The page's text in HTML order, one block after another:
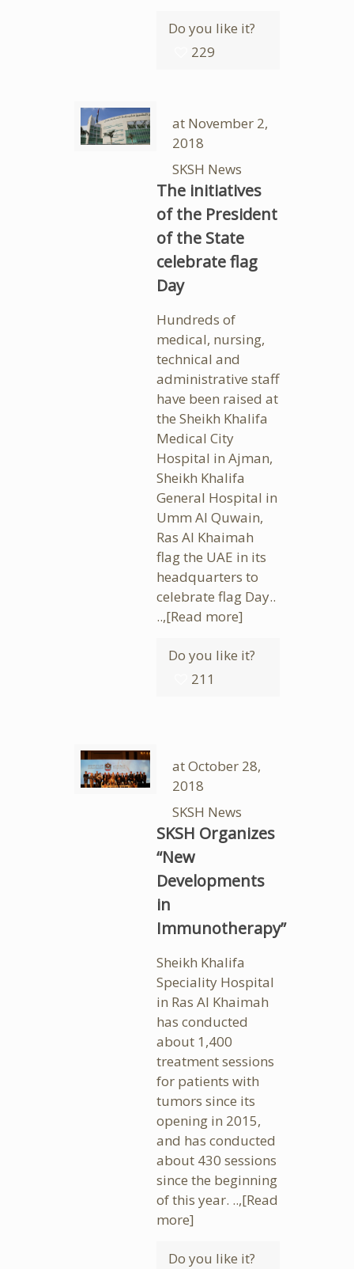
Do you like it?
229
at November 2,
2018
SKSH News
The initiatives
of the President
of the State
celebrate flag
Day
Hundreds of
medical, nursing,
technical and
administrative staff
have been raised at
the Sheikh Khalifa
Medical City
Hospital in Ajman,
Sheikh Khalifa
General Hospital in
Umm Al Quwain,
Ras Al Khaimah
flag the UAE in its
headquarters to
celebrate flag Day..
..,[Read more]
Do you like it?
211
atOctober 28,
2018
SKSH News
SKSH Organizes
“New
Developments
in
Immunotherapy”
Sheikh Khalifa
Speciality Hospital
in Ras Al Khaimah
has conducted
about 1,400
treatment sessions
for patients with
tumors since its
opening in 2015,
and has conducted
about 430 sessions
since the beginning
of this year. ..,[Read
more]
Do you like it?